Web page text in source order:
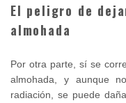
El peligro de
almohada
Por otra parte, sí se
almohada, y aunque
radiación, se puede